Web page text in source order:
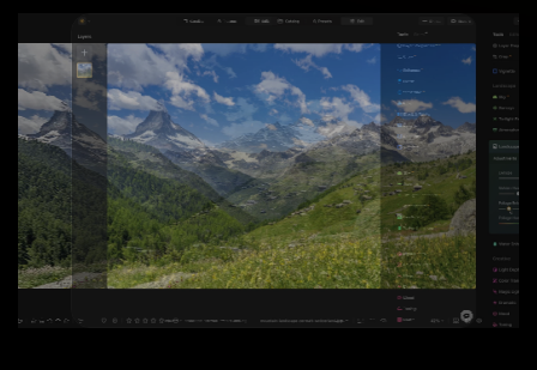
ANTES DESPUÉS